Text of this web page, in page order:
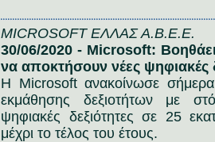
MICROSOFT ΕΛΛΑΣ Α.Β.Ε.Ε.
30/06/2020 - Microsoft:
να αποκτήσουν νέες ψηφιακές
Η Microsoft ανακοίνωσε
εκμάθησης δεξιοτήτων με
ψηφιακές δεξιότητες σε 25
μέχρι το τέλος του έτους.